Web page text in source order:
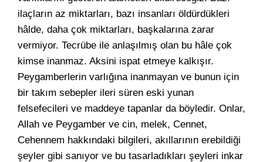
ilaçların az miktarları, bazı insanları öldürdükleri
hâlde, daha çok miktarları, başkalarına zarar
vermiyor. Tecrübe ile anlaşılmış olan bu hâle çok
kimse inanmaz. Aksini ispat etmeye kalkışır.
Peygamberlerin varlığına inanmayan ve bunun için
bir takım sebepler ileri süren eski yunan
felsefecileri ve maddeye tapanlar da böyledir. Onlar,
Allah ve Peygamber ve cin, melek, Cennet,
Cehennem hakkındaki bilgileri, akıllarının erebildiği
şeyler gibi sanıyor ve bu tasarladıkları şeyleri inkar